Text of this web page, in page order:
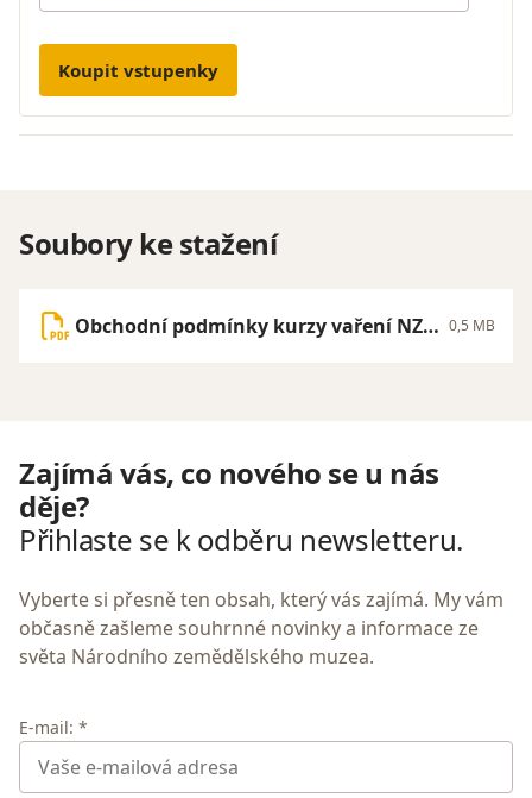
Koupit vstupenky
Soubory ke stažení
Obchodní podmínky kurzy vaření NZM 0,5 MB
Zajímá vás, co nového se u nás
děje?
Přihlaste se k odběru newsletteru.
Vyberte si přesně ten obsah, který vás zajímá. My vám
občasně zašleme souhrnné novinky a informace ze
světa Národního zemědělského muzea.
E-mail: *